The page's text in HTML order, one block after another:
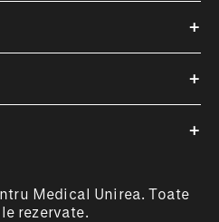
Medical Unirea. Toate
rezervate.